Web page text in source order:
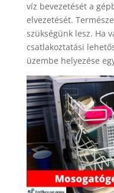
víz bevezetését a
elvezetését.
szükségünk lesz. Ha
csatlakoztatási
üzembe helyezése